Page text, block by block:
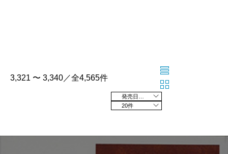
3,321 〜 3,340／全4,565件
20件